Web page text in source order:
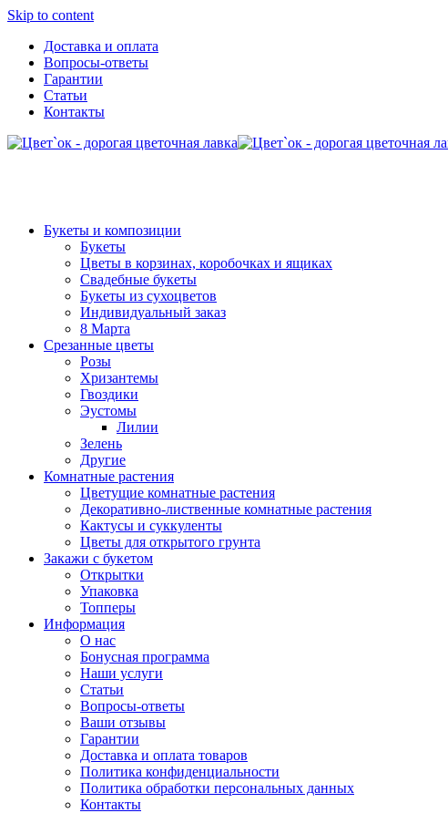
Skip to content
Доставка и оплата
Вопросы-ответы
Гарантии
Статьи
Контакты
Букеты и композиции
Букеты
Цветы в корзинах, коробочках и ящиках
Свадебные букеты
Букеты из сухоцветов
Индивидуальный заказ
8 Марта
Срезанные цветы
Розы
Хризантемы
Гвоздики
Эустомы
Лилии
Зелень
Другие
Комнатные растения
Цветущие комнатные растения
Декоративно-лиственные комнатные растения
Кактусы и суккуленты
Цветы для открытого грунта
Закажи с букетом
Открытки
Упаковка
Топперы
Информация
О нас
Бонусная программа
Наши услуги
Статьи
Вопросы-ответы
Ваши отзывы
Гарантии
Доставка и оплата товаров
Политика конфиденциальности
Политика обработки персональных данных
Контакты